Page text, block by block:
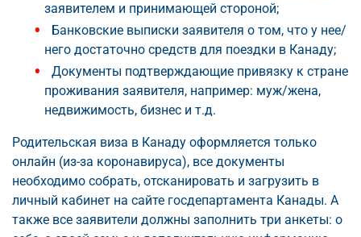
заявителем и принимающей стороной;
Банковские выписки заявителя о том, что у нее/
него достаточно средств для поездки в Канаду;
Документы подтверждающие привязку к стране
проживания заявителя, например: муж/жена,
недвижимость, бизнес и т.д.
Родительская виза в Канаду оформляется только
онлайн (из-за коронавируса), все документы
необходимо собрать, отсканировать и загрузить в
личный кабинет на сайте госдепартамента Канады. А
также все заявители должны заполнить три анкеты: о